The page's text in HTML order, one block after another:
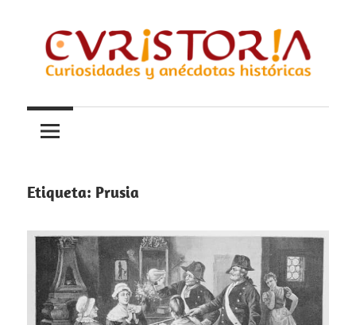
contenido
Curistoria
y
anécdotas
historia
Etiqueta: Prusia